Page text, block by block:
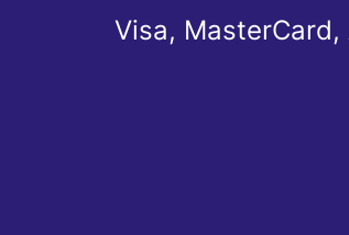
Visa, MasterCard,